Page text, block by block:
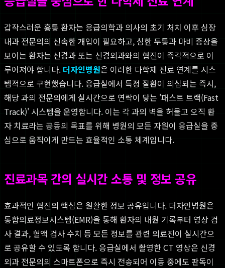
갑작스러운 흉통 환자는 응급의학과 의사의 초기 처치 이후 심장
내과 전문의의 신속한 개입이 필요하고, 심한 두통과 마비 증상을
보이는 환자는 신경과 또는 신경외과와의 협진이 즉각적으로 이
루어져야 합니다. 더자인병원은 이러한 다학제 진료 연계를 시스
템적으로 구현했습니다. 응급실에서 특정 질환이 의심되는 즉시,
해당 과의 전문의에게 실시간으로 연락이 닿는 '패스트 트랙(Fast
Track)' 시스템을 운영합니다. 이는 각 과의 벽을 허물고 오직 환
자 치료라는 공동의 목표를 위해 병원의 모든 자원이 응급실을 중
심으로 움직이게 만드는 효율적인 소통 체계입니다.
진료과목 간의 실시간 소통 및 정보 공유
효과적인 협진의 핵심은 원활한 정보 공유입니다. 더자인병원은
통합의료정보시스템(EMR)을 통해 환자의 내원 기록부터 영상 검
사 결과, 혈액 검사 수치 등 모든 정보를 관련 의료진이 실시간으
로 공유할 수 있도록 합니다. 응급실에서 촬영한 CT 영상은 신경
외과 전문의의 스마트폰으로 즉시 전송되어 이동 중에도 판독이